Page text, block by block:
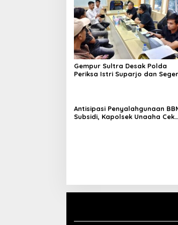
Gempur Sultra Desak Polda
Periksa Istri Suparjo dan
Antisipasi Penyalahgunaan
Subsidi, Kapolsek Unaaha Cek